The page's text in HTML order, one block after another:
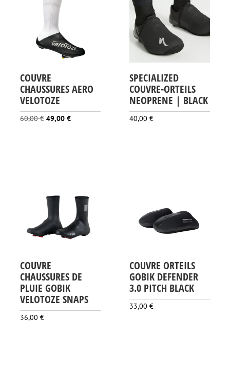
COUVRE
CHAUSSURES AERO
VELOTOZE
60,00€ Le
49,00 €Le
SPECIALIZED
COUVRE-ORTEILS
NEOPRENE | BLACK
40,00€
COUVRE
CHAUSSURES DE
PLUIE GOBIK
VELOTOZE SNAPS
36,00 €
COUVRE ORTEILS
GOBIK DEFENDER
3.0 PITCH BLACK
33,00€